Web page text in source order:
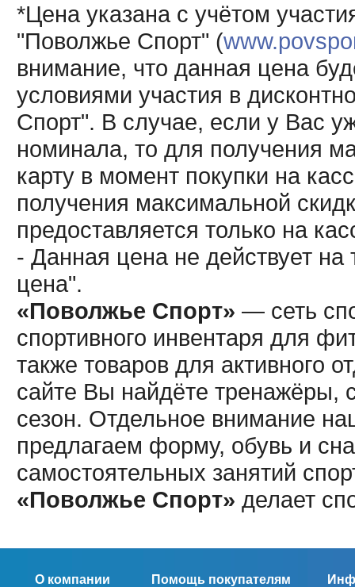
*Цена указана с учётом
"Поволжье Спорт" (
внимание, что данная цена
условиями участия в
Спорт". В случае, если у Вас
номинала, то для получения
карту в момент покупки на
получения максимальной
предоставляется только на
- Данная цена не действует
цена".
«Поволжье Спорт» — сеть
спортивного инвентаря для
также товаров для активного
сайте Вы найдёте тренажёры,
сезон. Отдельное внимание
предлагаем форму, обувь и
самостоятельных занятий
«Поволжье Спорт» делает
О компании Помощь покупателям